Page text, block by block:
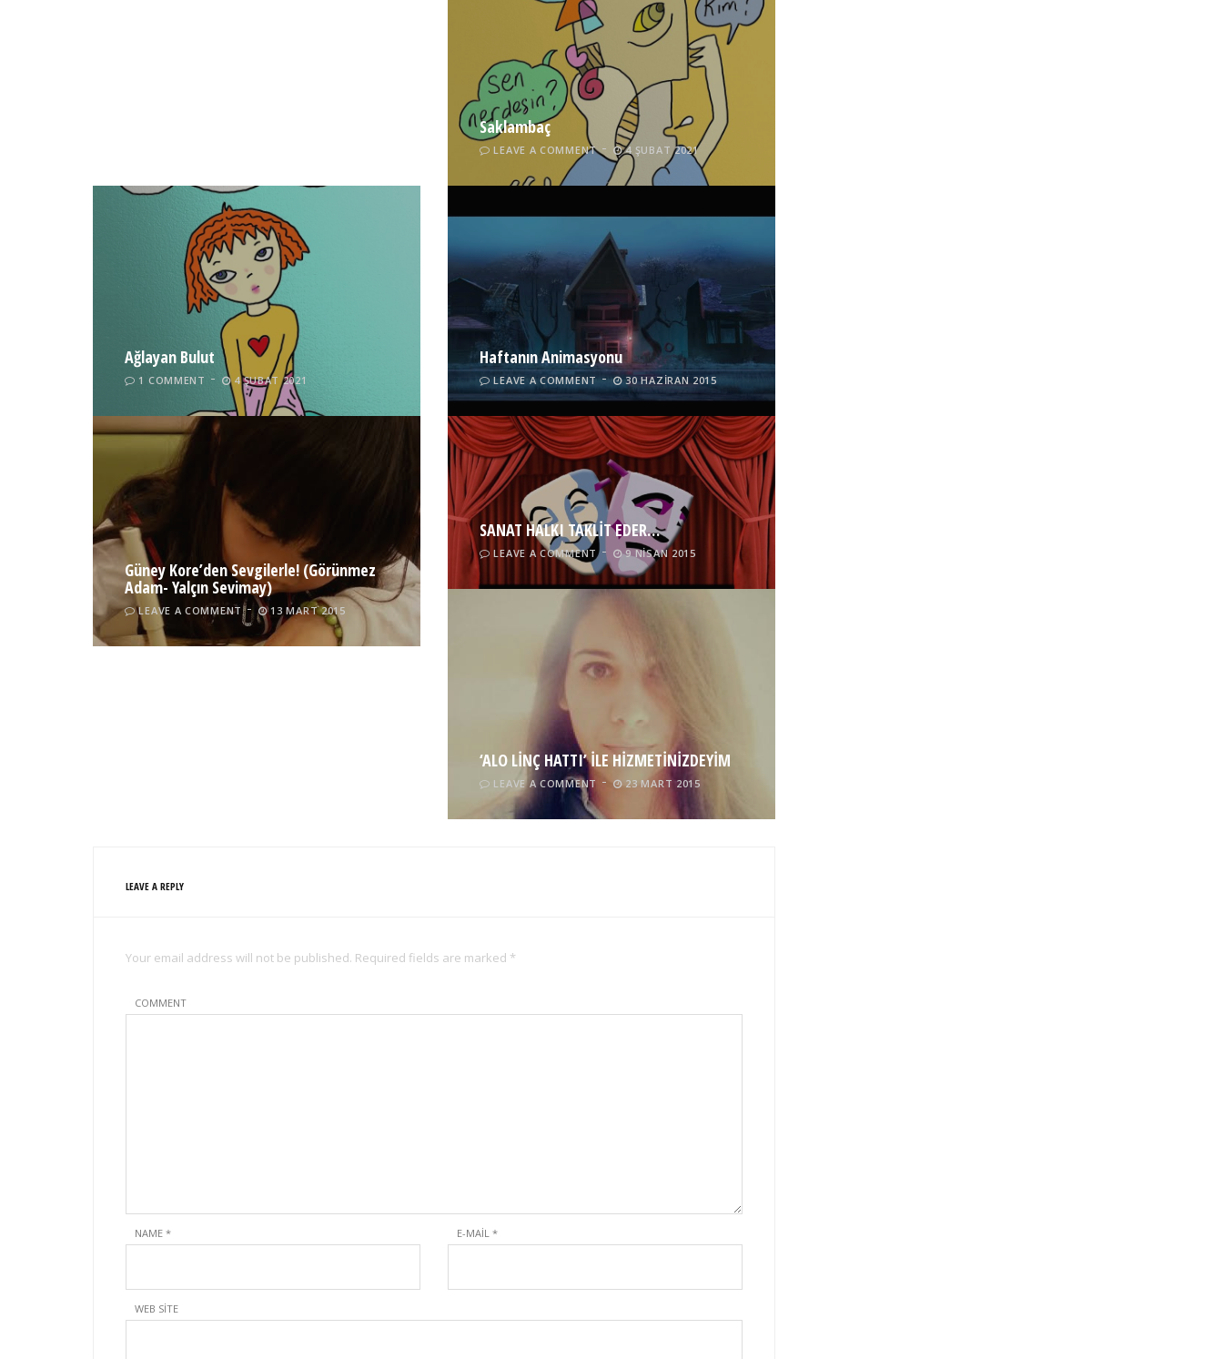
Saklambaç
LEAVE A COMMENT 4 ŞUBAT 2021
Ağlayan Bulut
1 COMMENT 4 ŞUBAT 2021
Haftanın Animasyonu
LEAVE A COMMENT 30 HAZIRAN 2015
Güney Kore’den Sevgilerle! (Görünmez
Adam- Yalçın Sevimay)
LEAVE A COMMENT 13 MART 2015
SANAT HALKI TAKLİT EDER…
LEAVE A COMMENT 9 NISAN 2015
‘ALO LİNÇ HATTI’ İLE HİZMETİNİZDEYİM
LEAVE A COMMENT 23 MART 2015
LEAVE A REPLY
Your email address will not be published. Required fields are marked *
COMMENT
NAME * E-MAIL *
WEB SITE